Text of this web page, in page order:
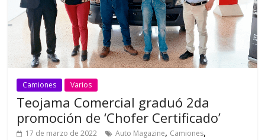
Camiones Varios
Teojama Comercial graduó 2da
promoción de ‘Chofer Certificado’
17 de marzo de 2022 Auto Magazine, Camiones,